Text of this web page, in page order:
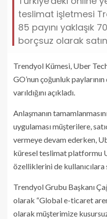
teslimat işletmesi
85 payını yaklaşık
borçsuz olarak
Trendyol Kümesi, Uber
GO’nun çoğunluk
varıldığını açıkladı.
Anlaşmanın
uygulaması müşterilere,
vermeye devam ederken,
küresel teslimat platformu
özelliklerini de
Trendyol Grubu Başkanı
olarak “Global e-ticaret
olarak müşterimize